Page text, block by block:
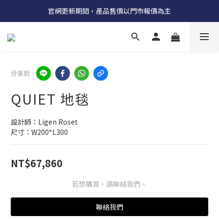
受國際原物料價格上漲，法國自 5/18 起全系列產品調漲 3%
官網更新期間，產品售價以門市報價為主
受國際原物料價格上漲，法國自 5/18 起全系列產品調漲 3%
分享到
QUIET 地毯
設計師：Ligen Roset
尺寸：W200*L300
NT$67,860
若想購買，請聯絡我們。
聯絡我們